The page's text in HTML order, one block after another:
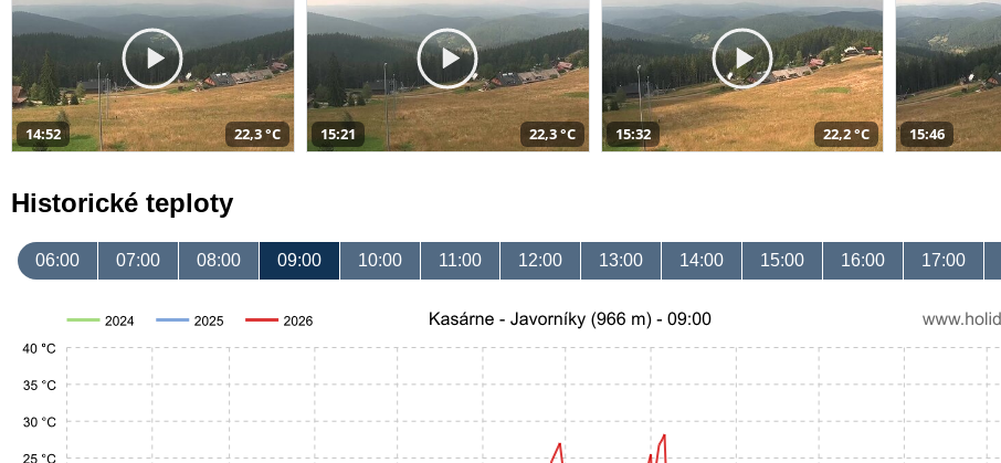
14:52 22,3 °C 15:21 22,3 °C 15:32 22,2 °C 15:46
Historické teploty
06:00 07:00 08:00 09:00 10:00 11:00 12:00 13:00 14:00 15:00 16:00 17:00